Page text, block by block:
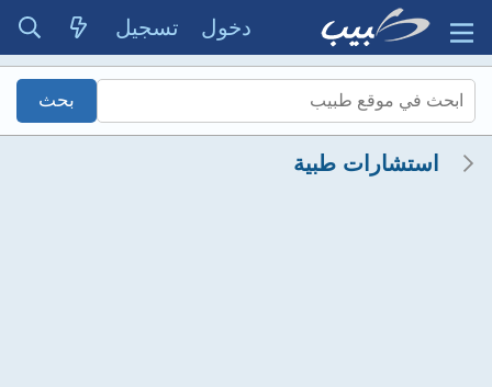
دخول تسجيل
استشارات طبية